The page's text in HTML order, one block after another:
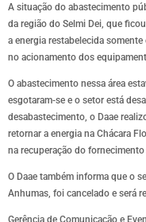
A situação do abastecimento
da região do Selmi Dei, que
a energia restabelecida
no acionamento dos
O abastecimento nessa área
esgotaram-se e o setor está
desabastecimento, o Daae
retornar a energia na Chácara
na recuperação do
O Daae também informa que o
Anhumas, foi cancelado e será